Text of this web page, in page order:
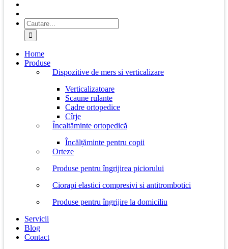
Cautare...
Home
Produse
Dispozitive de mers si verticalizare
Verticalizatoare
Scaune rulante
Cadre ortopedice
Cîrje
Încaltăminte ortopedică
Încălțăminte pentru copii
Orteze
Produse pentru îngrijirea piciorului
Ciorapi elastici compresivi si antitrombotici
Produse pentru îngrijire la domiciliu
Servicii
Blog
Contact